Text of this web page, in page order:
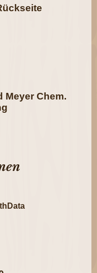
Meyer Chem.